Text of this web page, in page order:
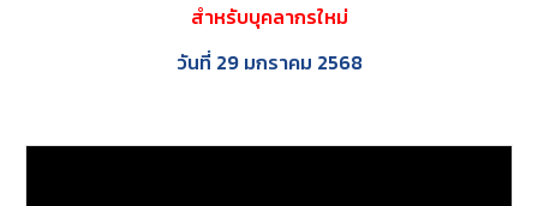
สำหรับบุคลากรใหม่
วันที่ 29 มกราคม 2568